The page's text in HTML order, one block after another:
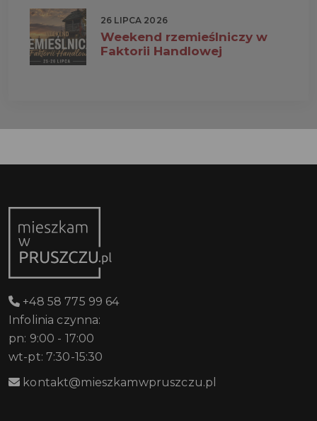
26 LIPCA 2026
Weekend rzemieślniczy w
Faktorii Handlowej
+48 58 775 99 64
Infolinia czynna:
pn: 9:00 - 17:00
wt-pt: 7:30-15:30
kontakt@mieszkamwpruszczu.pl